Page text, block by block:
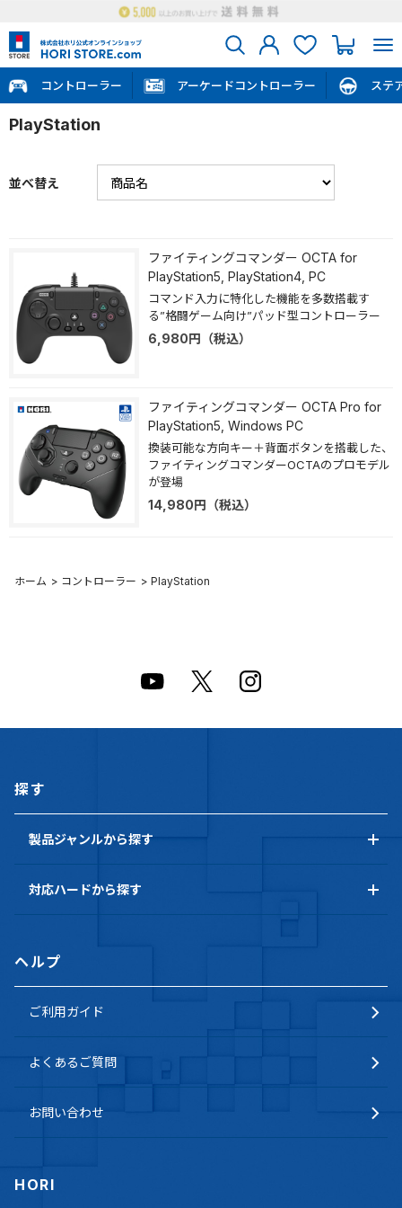
コントローラー アーケードコントローラー ステ
PlayStation
並べ替え
ファイティングコマンダー OCTA for
PlayStation5, PlayStation4, PC
コマンド入力に特化した機能を多数搭載す
る”格闘ゲーム向け”パッド型コントローラー
6,980円 （税込）
ファイティングコマンダー OCTA Pro for
PlayStation5, Windows PC
換装可能な方向キー＋背面ボタンを搭載した、
ファイティングコマンダーOCTAのプロモデル
が登場
14,980円 （税込）
ホーム > コントローラー > PlayStation
探す
製品ジャンルから探す
対応ハードから探す
ヘルプ
ご利用ガイド
よくあるご質問
お問い合わせ
HORI